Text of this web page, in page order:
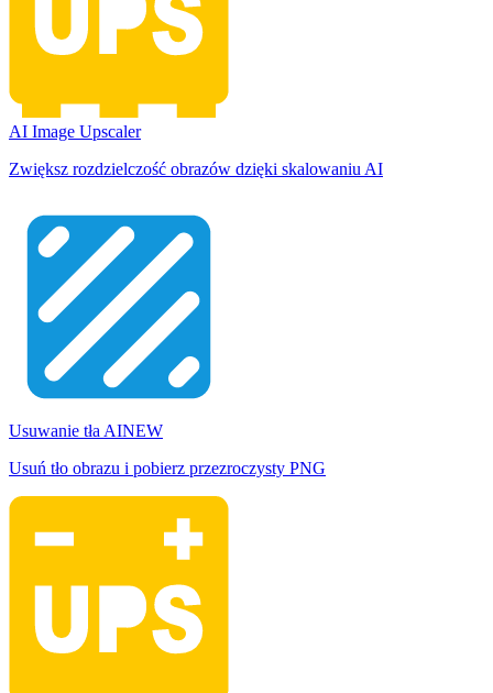
AI Image Upscaler
Zwiększ rozdzielczość obrazów dzięki skalowaniu AI
Usuwanie tła AINEW
Usuń tło obrazu i pobierz przezroczysty PNG